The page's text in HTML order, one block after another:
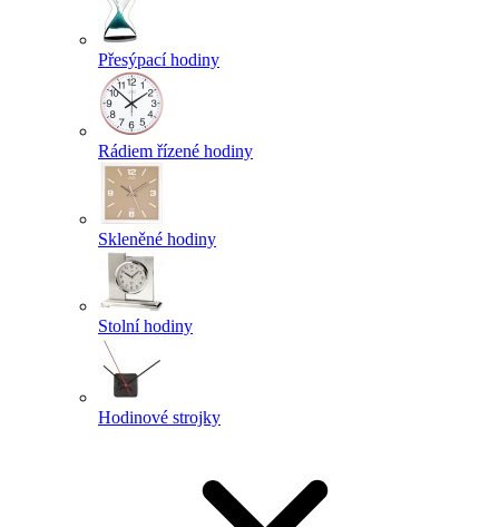
Přesýpací hodiny
Rádiem řízené hodiny
Skleněné hodiny
Stolní hodiny
Hodinové strojky